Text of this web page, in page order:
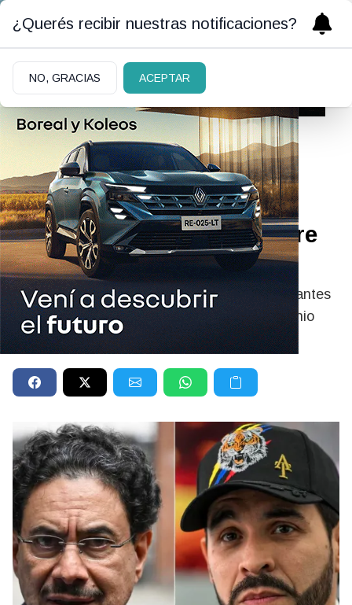
01/06/2026
Elecciones en Colombia:
habrá segunda vuelta entre
Cepeda y De la Espriella
La Registraduría confirmó que los dos postulantes
competirán en el balotaje el próximo 21 de junio
para definir al sucesor de Gustavo Petro.
¿Querés recibir nuestras notificaciones?
NO, GRACIAS ACEPTAR